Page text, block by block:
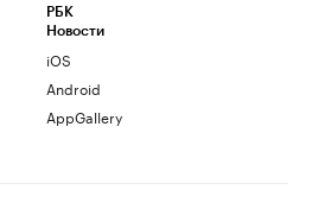
РБК
Новости
iOS
Android
AppGallery